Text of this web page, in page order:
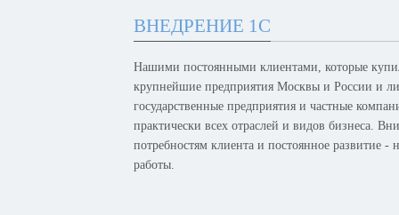
ВНЕДРЕНИЕ 1С
Нашими постоянными клиентами, которые
крупнейшие предприятия Москвы и России и
государственные предприятия и частные
практически всех отраслей и видов бизнеса.
потребностям клиента и постоянное развитие
работы.